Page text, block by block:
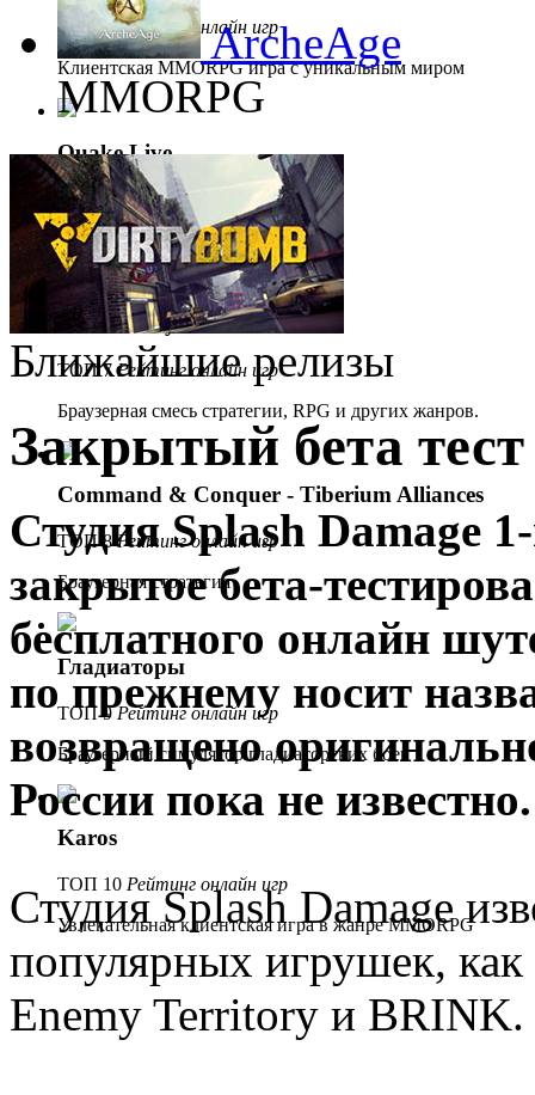
ТОП 5Рейтинг онлайн игр
Клиентская MMORPG игра с уникальным миром
Quake Live
ТОП 6Рейтинг онлайн игр
Браузерный экшен.
Demon Slayer
ТОП 7Рейтинг онлайн игр
Браузерная смесь стратегии, RPG и других жанров.
Command & Conquer - Tiberium Alliances
ТОП 8 Рейтинг онлайн игр
Браузерная стратегия
Гладиаторы
ТОП 9Рейтинг онлайн игр
Браузерный симулятор гладиаторских боев
Karos
ТОП 10 Рейтинг онлайн игр
Увлекательная клиентская игра в жанре MMORPG
ArcheAge
MMORPG
Ближайшие релизы
Закрытый бета
Студия Splash Damage
закрытое бета-
бесплатного онлайн
по прежнему носит
возвращено
России пока не известно.
Студия Splash Damage
популярных игрушек,
Enemy Territory и BRINK.